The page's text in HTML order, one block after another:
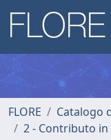
FLORE
Catalogo
2 - Contributo